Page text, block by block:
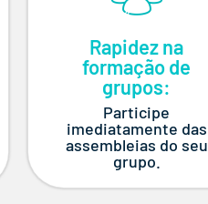
Rapidez na
formação de
grupos:
Participe
imediatamente das
assembleias do seu
grupo.